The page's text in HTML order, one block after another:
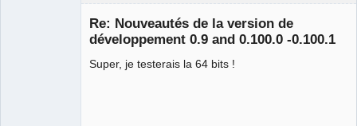
Re: Nouveautés de la version de
développement 0.9 and 0.100.0 -0.100.1
Super, je testerais la 64 bits !